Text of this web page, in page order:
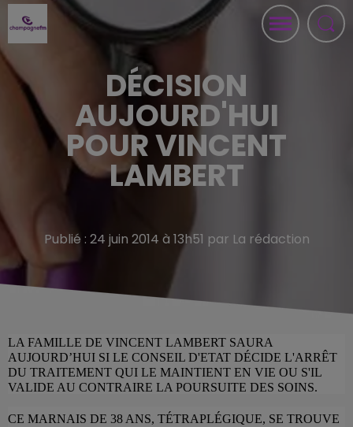
DÉCISION
AUJOURD'HUI
POUR VINCENT
LAMBERT
Publié : 24 juin 2014 à 13h51 par La rédaction
LA FAMILLE DE VINCENT LAMBERT SAURA
AUJOURD’HUI SI LE CONSEIL D'ETAT DÉCIDE L'ARRÊT
DU TRAITEMENT QUI LE MAINTIENT EN VIE OU S'IL
VALIDE AU CONTRAIRE LA POURSUITE DES SOINS.
CE MARNAIS DE 38 ANS, TÉTRAPLÉGIQUE, SE TROUVE